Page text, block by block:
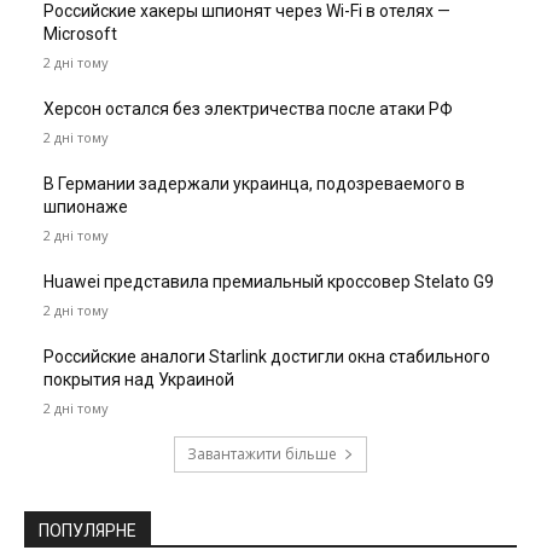
Российские хакеры шпионят через Wi-Fi в отелях —
Microsoft
2 дні тому
Херсон остался без электричества после атаки РФ
2 дні тому
В Германии задержали украинца, подозреваемого в
шпионаже
2 дні тому
Huawei представила премиальный кроссовер Stelato G9
2 дні тому
Российские аналоги Starlink достигли окна стабильного
покрытия над Украиной
2 дні тому
Завантажити більше
ПОПУЛЯРНЕ